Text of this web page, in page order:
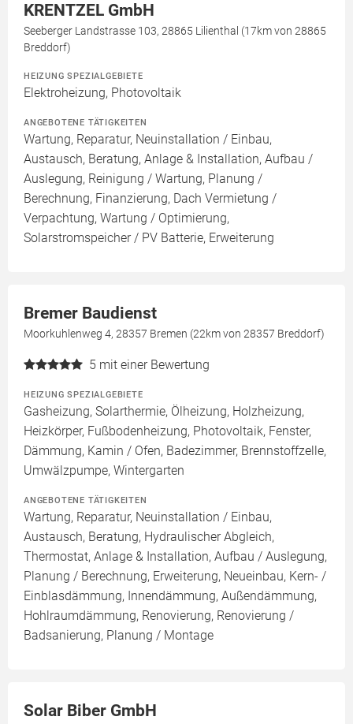
KRENTZEL GmbH
Seeberger Landstrasse 103, 28865 Lilienthal (17km von 28865
Breddorf)
HEIZUNG SPEZIALGEBIETE
Elektroheizung, Photovoltaik
ANGEBOTENE TÄTIGKEITEN
Wartung, Reparatur, Neuinstallation / Einbau,
Austausch, Beratung, Anlage & Installation, Aufbau /
Auslegung, Reinigung / Wartung, Planung /
Berechnung, Finanzierung, Dach Vermietung /
Verpachtung, Wartung / Optimierung,
Solarstromspeicher / PV Batterie, Erweiterung
Bremer Baudienst
Moorkuhlenweg 4, 28357 Bremen (22km von 28357 Breddorf)
5 mit einer Bewertung
HEIZUNG SPEZIALGEBIETE
Gasheizung, Solarthermie, Ölheizung, Holzheizung,
Heizkörper, Fußbodenheizung, Photovoltaik, Fenster,
Dämmung, Kamin / Ofen, Badezimmer, Brennstoffzelle,
Umwälzpumpe, Wintergarten
ANGEBOTENE TÄTIGKEITEN
Wartung, Reparatur, Neuinstallation / Einbau,
Austausch, Beratung, Hydraulischer Abgleich,
Thermostat, Anlage & Installation, Aufbau / Auslegung,
Planung / Berechnung, Erweiterung, Neueinbau, Kern- /
Einblasdämmung, Innendämmung, Außendämmung,
Hohlraumdämmung, Renovierung, Renovierung /
Badsanierung, Planung / Montage
Solar Biber GmbH